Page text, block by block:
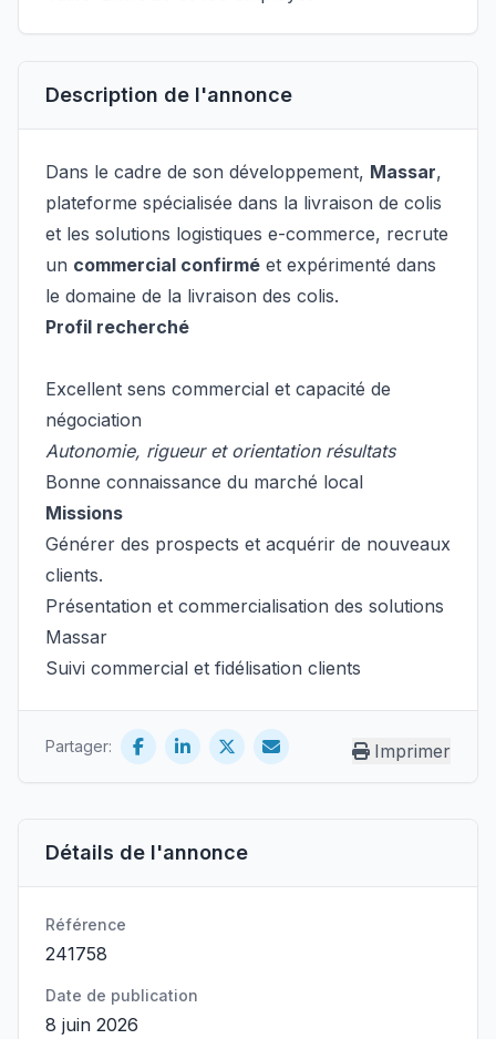
Détails de l'annonce
Référence
241758
Date de publication
8 juin 2026
Description de l'annonce
Dans le cadre de son développement, Massar,
plateforme spécialisée dans la livraison de colis
et les solutions logistiques e-commerce, recrute
un commercial confirmé et expérimenté dans
le domaine de la livraison des colis.
Profil recherché
Excellent sens commercial et capacité de
négociation
Autonomie, rigueur et orientation résultats
Bonne connaissance du marché local
Missions
Générer des prospects et acquérir de nouveaux
clients.
Présentation et commercialisation des solutions
Massar
Suivi commercial et fidélisation clients
Partager: Imprimer